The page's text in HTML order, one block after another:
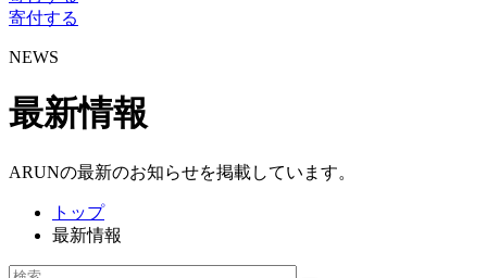
寄付する
NEWS
最新情報
ARUNの最新のお知らせを掲載しています。
トップ
最新情報